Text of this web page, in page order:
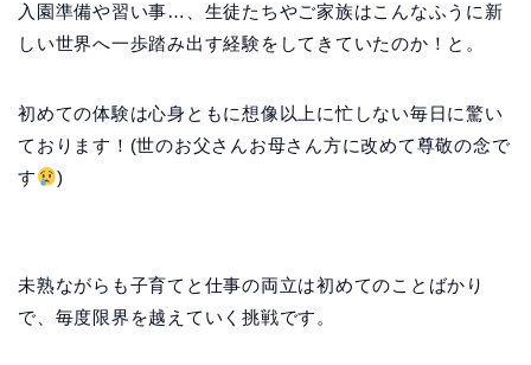
入園準備や習い事…、生徒たちやご家族はこんなふうに新
しい世界へ一歩踏み出す経験をしてきていたのか！と。
初めての体験は心身ともに想像以上に忙しない毎日に驚い
ております！(世のお父さんお母さん方に改めて尊敬の念で
す
)
未熟ながらも子育てと仕事の両立は初めてのことばかり
で、毎度限界を越えていく挑戦です。